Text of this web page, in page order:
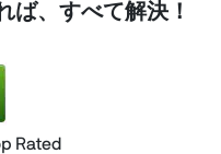
ば、すべて解決！
Rated